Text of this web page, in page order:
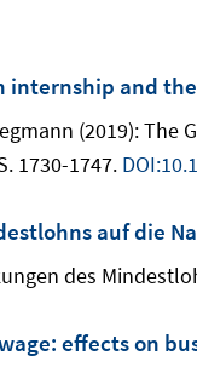
internship and
(2019):
1730-1747.
auf die
des
effects on